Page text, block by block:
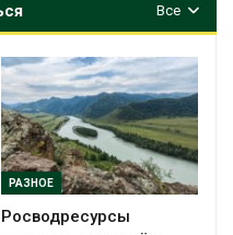
Все
РАЗНОЕ
Росводресурсы